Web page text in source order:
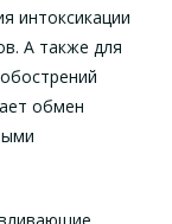
интоксикации
А также для
обмен